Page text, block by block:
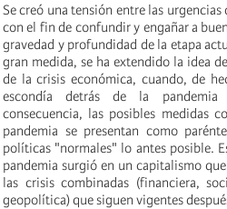
Se creó una tensión entre las
con el fin de confundir y engañar a
gravedad y profundidad de la etapa
gran medida, se ha extendido la idea
de la crisis económica, cuando, de
escondía detrás de la pandemia
consecuencia, las posibles medidas
pandemia se presentan como
políticas "normales" lo antes posible.
pandemia surgió en un capitalismo
las crisis combinadas (financiera,
geopolítica) que siguen vigentes